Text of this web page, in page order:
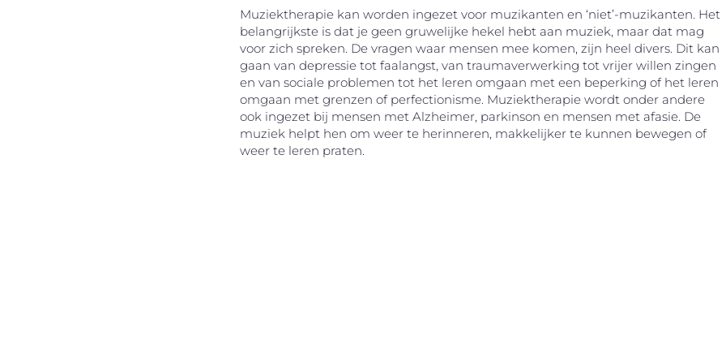
Muziektherapie kan worden ingezet voor muzikanten en ‘niet’-muzikanten. Het
belangrijkste is dat je geen gruwelijke hekel hebt aan muziek, maar dat mag
voor zich spreken. De vragen waar mensen mee komen, zijn heel divers. Dit kan
gaan van depressie tot faalangst, van traumaverwerking tot vrijer willen zingen
en van sociale problemen tot het leren omgaan met een beperking of het leren
omgaan met grenzen of perfectionisme. Muziektherapie wordt onder andere
ook ingezet bij mensen met Alzheimer, parkinson en mensen met afasie. De
muziek helpt hen om weer te herinneren, makkelijker te kunnen bewegen of
weer te leren praten.